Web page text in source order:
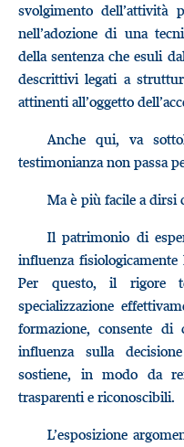
svolgimento dell’attività
nell’adozione di una
della sentenza che esuli
descrittivi legati a
attinenti all’oggetto
Anche qui, va
testimonianza non passa
Ma è più facile a dirsi
Il patrimonio di
influenza
Per questo, il rigore
specializzazione
formazione, consente
influenza sulla
sostiene, in modo da
trasparenti e riconoscibili.
L’esposizione